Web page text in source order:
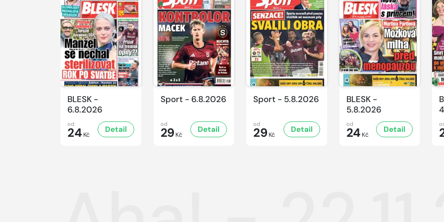
BLESK -
6.8.2026
od
24 Kč
Detail
Sport - 6.8.2026
od
29 Kč
Detail
Sport - 5.8.2026
od
29 Kč
Detail
BLESK -
5.8.2026
od
24 Kč
Detail